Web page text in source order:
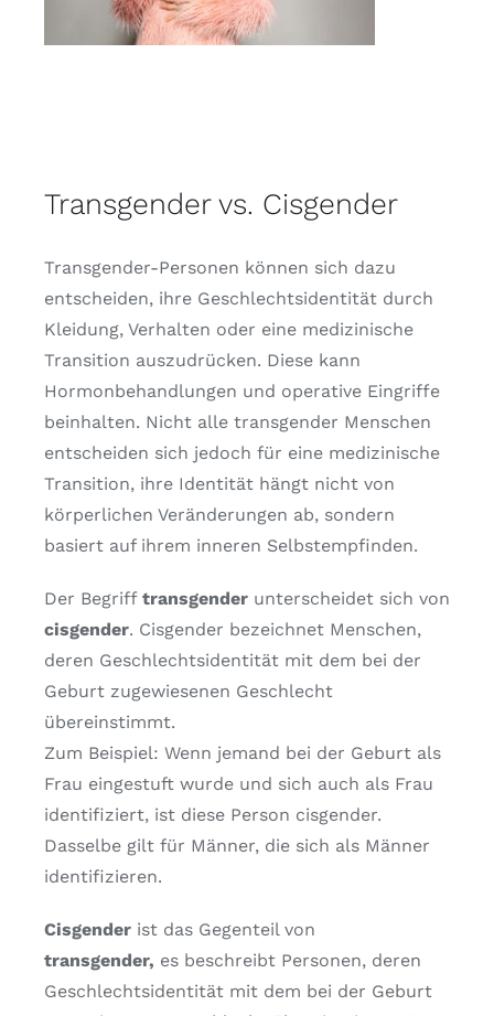
Transgender vs. Cisgender
Transgender-Personen können sich dazu
entscheiden, ihre Geschlechtsidentität durch
Kleidung, Verhalten oder eine medizinische
Transition auszudrücken. Diese kann
Hormonbehandlungen und operative Eingriffe
beinhalten. Nicht alle transgender Menschen
entscheiden sich jedoch für eine medizinische
Transition, ihre Identität hängt nicht von
körperlichen Veränderungen ab, sondern
basiert auf ihrem inneren Selbstempfinden.
Der Begriff transgenderunterscheidet sich von
cisgender. Cisgender bezeichnet Menschen,
deren Geschlechtsidentität mit dem bei der
Geburt zugewiesenen Geschlecht
übereinstimmt.
Zum Beispiel: Wenn jemand bei der Geburt als
Frau eingestuft wurde und sich auch als Frau
identifiziert, ist diese Person cisgender.
Dasselbe gilt für Männer, die sich als Männer
identifizieren.
Cisgenderist das Gegenteil von
transgender, es beschreibt Personen, deren
Geschlechtsidentität mit dem bei der Geburt